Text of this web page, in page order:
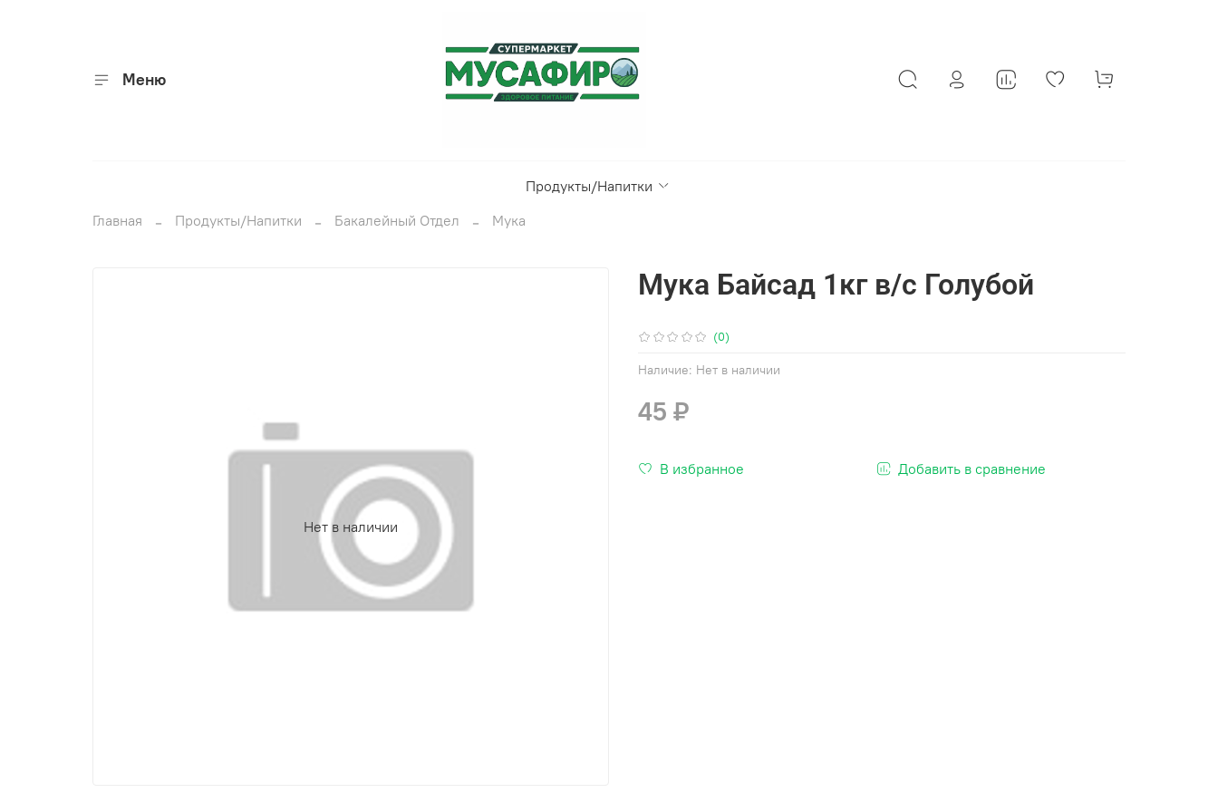
Меню
Продукты/Напитки
Главная
Продукты/Напитки Бакалейный Отдел Мука
Нет в наличии
(0)
Наличие: Нет в наличии
Мука Байсад 1кг в/с Голубой
45 ₽
В избранное Добавить в сравнение